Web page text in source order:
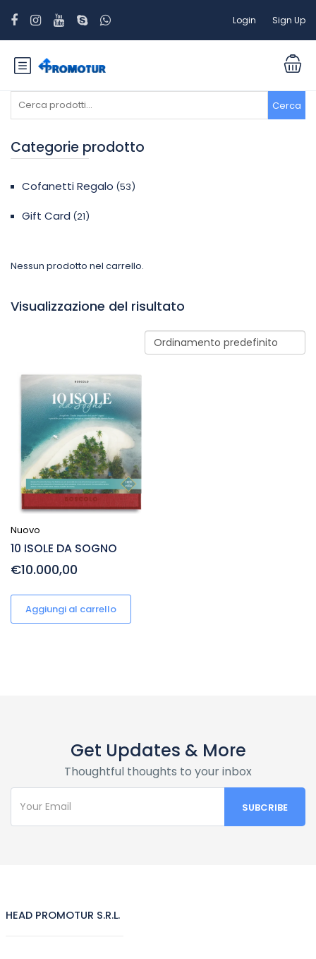
Login Sign Up
Cerca
Categorie prodotto
Cofanetti Regalo (53)
Gift Card (21)
Nessun prodotto nel carrello.
Visualizzazione del risultato
Nuovo
10 ISOLE DA SOGNO
€10.000,00
Aggiungi al carrello
Get Updates & More
Thoughtful thoughts to your inbox
HEAD PROMOTUR S.R.L.